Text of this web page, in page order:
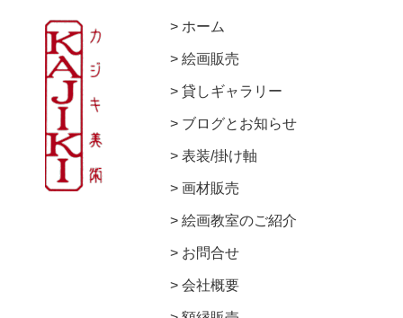
ホーム
絵画販売
貸しギャラリー
ブログとお知らせ
表装/掛け軸
画材販売
絵画教室のご紹介
お問合せ
会社概要